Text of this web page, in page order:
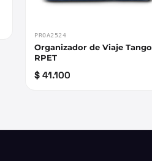
PROA2524
Organizador de Viaje Tango
RPET
$ 41.100